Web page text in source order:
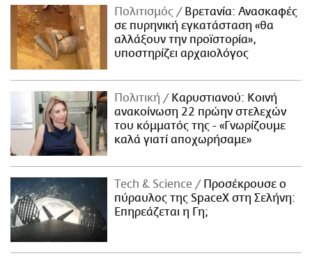
Πολιτισμός
Βρετανία: Ανασκαφές
σε πυρηνική εγκατάσταση «θα
αλλάξουν την προϊστορία»,
υποστηρίζει αρχαιολόγος
Πολιτική
Καρυστιανού: Κοινή
ανακοίνωση 22 πρώην στελεχών
του κόμματός της - «Γνωρίζουμε
καλά γιατί αποχωρήσαμε»
Τech & Science
Προσέκρουσε ο
πύραυλος της SpaceX στη Σελήνη:
Επηρεάζεται η Γη;